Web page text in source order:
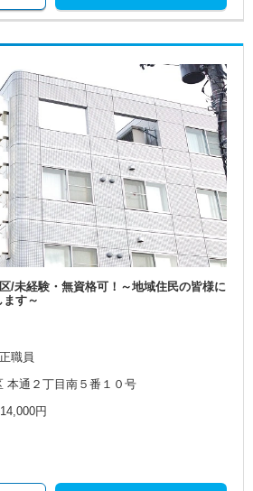
/未経験・無資格可！～地域住民の皆様に
す～
職員
本通２丁目南５番１０号
円